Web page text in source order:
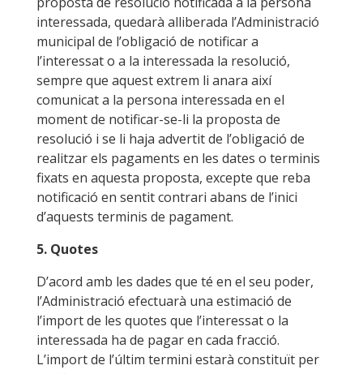
interessada, quedarà alliberada l’Administració
municipal de l’obligació de notificar a
l’interessat o a la interessada la resolució,
sempre que aquest extrem li anara així
comunicat a la persona interessada en el
moment de notificar-se-li la proposta de
resolució i se li haja advertit de l’obligació de
realitzar els pagaments en les dates o terminis
fixats en aquesta proposta, excepte que reba
notificació en sentit contrari abans de l’inici
d’aquests terminis de pagament.
5. Quotes
D’acord amb les dades que té en el seu poder,
l’Administració efectuarà una estimació de
l’import de les quotes que l’interessat o la
interessada ha de pagar en cada fracció.
L’import de l’últim termini estarà constituït per